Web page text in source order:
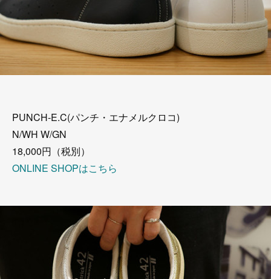
PUNCH-E.C(パンチ・エナメルクロコ)
N/WH W/GN
18,000円（税別）
ONLINE SHOPはこちら